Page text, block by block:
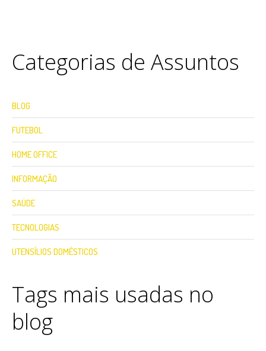
Categorias de Assuntos
BLOG
FUTEBOL
HOME OFFICE
INFORMAÇÃO
SAÚDE
TECNOLOGIAS
UTENSÍLIOS DOMÉSTICOS
Tags mais usadas no
blog